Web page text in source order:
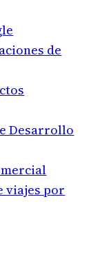
de
Desarrollo
viajes por